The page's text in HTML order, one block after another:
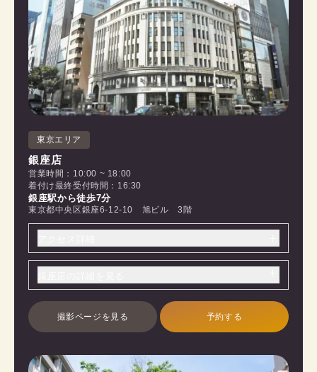
東京エリア
銀座店
営業時間：10:00 ~ 18:00
着付け最終受付時間：16:30
銀座駅から徒歩7分
東京都中央区銀座6-12-10 旭ビル 3階
撮影ページを見る 予約する